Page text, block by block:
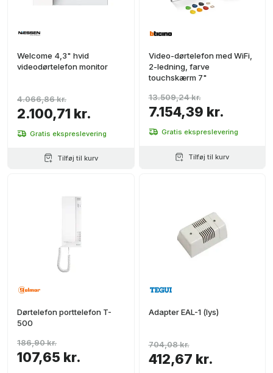
Welcome 4,3" hvid
videodørtelefon monitor
2.100,71 kr.
4.066,86 kr.
Gratis ekspreslevering
Tilføj til kurv
Video-dørtelefon med WiFi,
2-ledning, farve
touchskærm 7"
7.154,39 kr.
13.509,24 kr.
Gratis ekspreslevering
Tilføj til kurv
Dørtelefon porttelefon T-
500
107,65 kr.
186,90 kr.
Adapter EAL-1 (lys)
412,67 kr.
704,08 kr.